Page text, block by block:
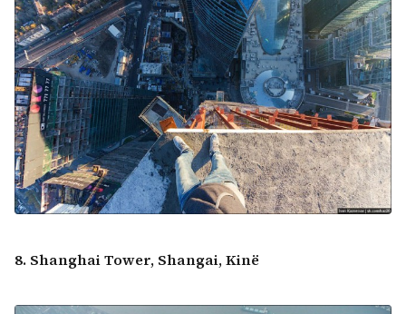
8. Shanghai Tower, Shangai, Kinë